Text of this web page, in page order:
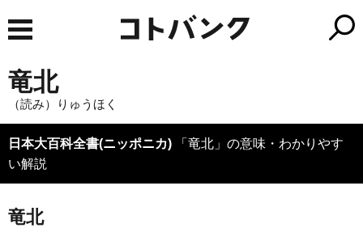
竜北
（読み）りゅうほく
日本大百科全書(ニッポニカ) 「竜北」の意味・わかりやす
い解説
竜北